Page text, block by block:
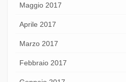
Maggio 2017
Aprile 2017
Marzo 2017
Febbraio 2017